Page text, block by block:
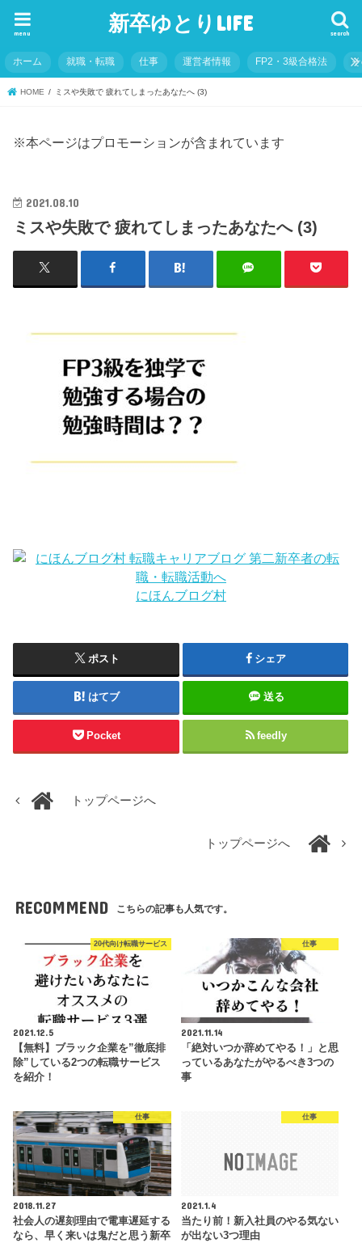
新卒ゆとりLIFE search
menu
ホーム 就職・転職 仕事 運営者情報 FP2・3級合格法
HOME ミスや失敗で 疲れてしまったあなたへ (3)
※本ページはプロモーションが含まれています
2021.08.10
ミスや失敗で 疲れてしまったあなたへ (3)
にほんブログ村
ポスト シェア
はてブ 送る
Pocket feedly
トップページへ
トップページへ
RECOMMEND こちらの記事も人気です。
20代向け転職サービス
2021.12.5
【無料】ブラック企業を”徹底排
除”している2つの転職サービス
を紹介！
仕事
2021.11.14
「絶対いつか辞めてやる！」と思
っているあなたがやるべき3つの
事
仕事
2018.11.27
社会人の遅刻理由で電車遅延する
なら、早く来いは鬼だと思う新卒
仕事
2021.1.4
当たり前！新入社員のやる気ない
が出ない3つ理由